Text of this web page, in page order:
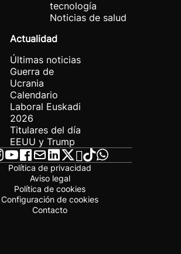
tecnología
Noticias de salud
Actualidad
Últimas noticias
Guerra de
Ucrania
Calendario
Laboral Euskadi
2026
Titulares del día
EEUU y Trump
Política de privacidad
Aviso legal
Política de cookies
Configuración de cookies
Contacto